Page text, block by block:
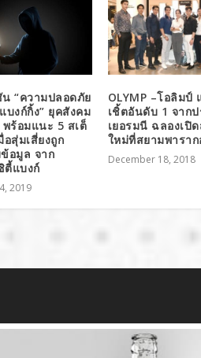
“ความปลอดภัย
บงก์กิ้ง” ยุคสังคม
พร้อมแนะ 5 สเต็
อสุ่มเสี่ยงถูก
อมูล จาก
ตี้แบงก์
2019
OLYMP –โอลิมป์
เชิ้ตอันดับ 1 จากป
เยอรมนี ฉลองเปิ
ใหม่ที่สยามพารา
December 18, 2018